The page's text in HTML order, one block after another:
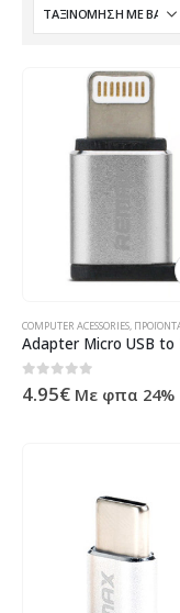
COMPUTER ACESSORIES, ΠΡΟΪΌΝΤΑ ΠΛΗΡΟΦΟΡΙΚΉΣ -
0out of 5
4.95€ Με φπα 24%